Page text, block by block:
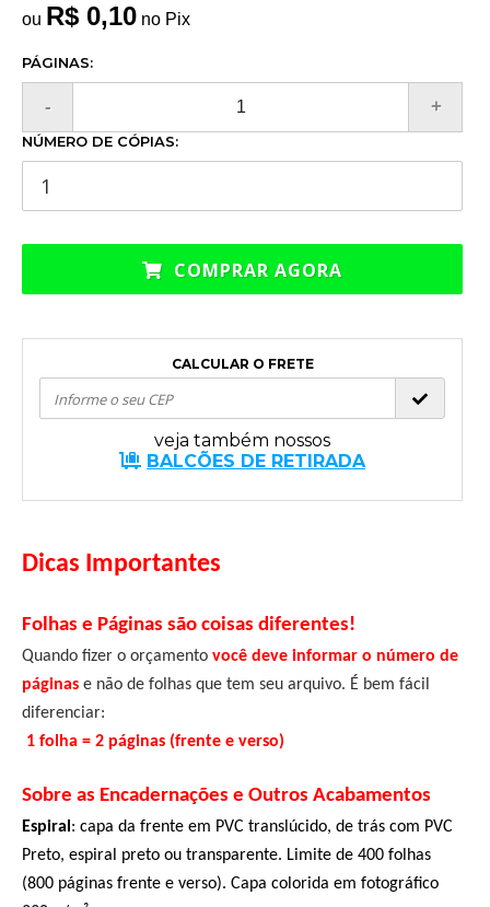
ou R$ 0,10 no Pix
PÁGINAS:
NÚMERO DE CÓPIAS:
COMPRAR AGORA
CALCULAR O FRETE
veja também nossos
BALCÕES DE RETIRADA
Dicas Importantes
Folhas e Páginas são coisas diferentes!
Quando fizer o orçamento você deve informar o número de
páginas e não de folhas que tem seu arquivo. É bem fácil
diferenciar:
1 folha = 2 páginas (frente e verso)
Sobre as Encadernações e Outros Acabamentos
Espiral : capa da frente em PVC translúcido, de trás com PVC
Preto, espiral preto ou transparente. Limite de 400 folhas
(800 páginas frente e verso). Capa colorida em fotográfico